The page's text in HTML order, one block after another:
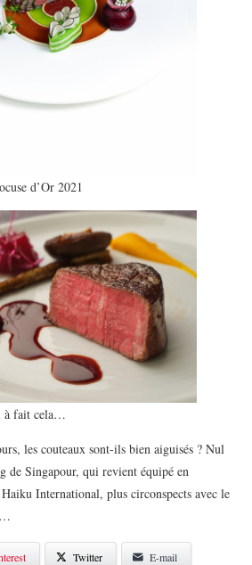
d’Or 2021
à fait cela…
les couteaux sont-ils bien aiguisés ? Nul
de Singapour, qui revient équipé en
International, plus circonspects avec le
Twitter E-mail